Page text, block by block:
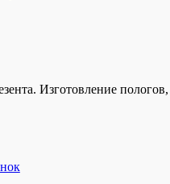
Изготовление